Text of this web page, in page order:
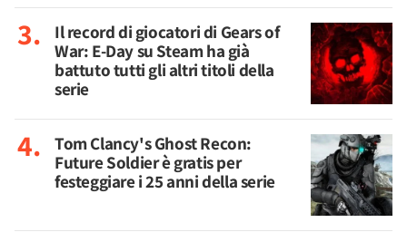
Il record di giocatori di Gears of
War: E-Day su Steam ha già
battuto tutti gli altri titoli della
serie
Tom Clancy's Ghost Recon:
Future Soldier è gratis per
festeggiare i 25 anni della serie